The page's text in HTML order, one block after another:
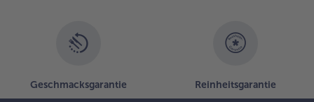
Geschmacksgarantie Reinheitsgarantie